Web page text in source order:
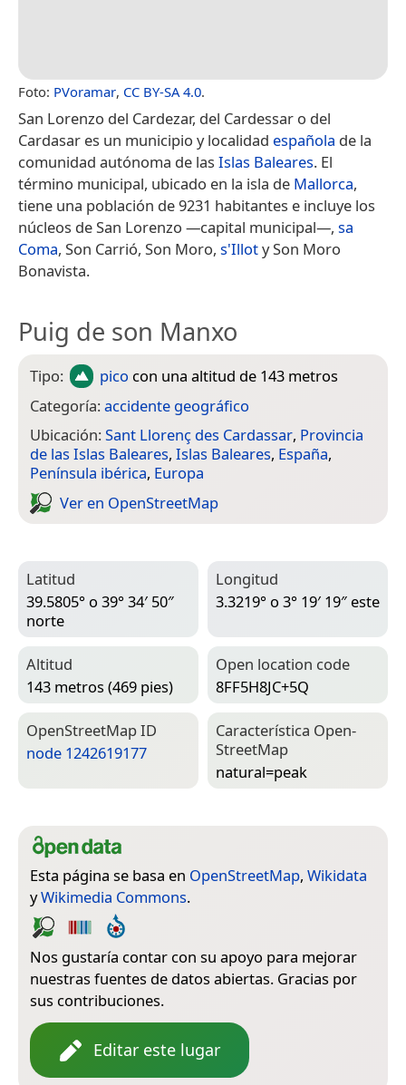
Foto: PVoramar, CC BY-SA 4.0.
San Lorenzo del Cardezar, del Cardessar​​ o del
Cardasar​ es un municipio y localidad española de la
comunidad autónoma de las Islas Baleares. El
término municipal, ubicado en la isla de Mallorca,
tiene una población de 9231 habitantes e incluye los
núcleos de San Lorenzo —capital municipal—, sa
Coma, Son Carrió, Son Moro, s'Illoty Son Moro
Bonavista.
Puig de son Manxo
Tipo: pico con una altitud de 143 metros
Categoría:accidente geográfico
Ubicación:Sant Llorenç des Cardassar, Provincia
de las Islas Baleares, Islas Baleares, España,
Península ibérica, Europa
Ver en Open­Street­Map
Latitud
39.5805° o 39° 34′ 50″
norte
Longitud
3.3219° o 3° 19′ 19″ este
Altitud
143 metros (469 pies)
Open location code
8FF5H8JC+5Q
Open­Street­Map ID
node 1242619177
Característica Open­
Street­Map
natural=­peak
Esta página se basa en OpenStreetMap, Wikidata
yWikimedia Commons.
Nos gustaría contar con su apoyo para mejorar
nuestras fuentes de datos abiertas. Gracias por
sus contribuciones.
Editar este lugar